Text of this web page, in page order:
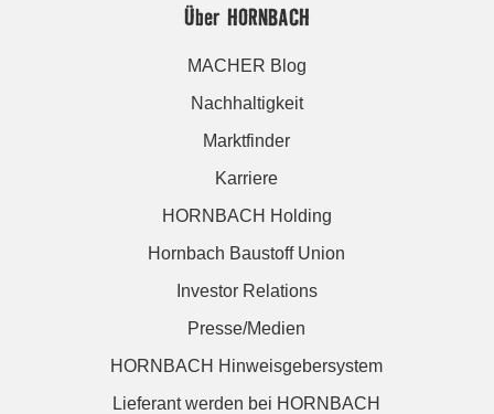
Über HORNBACH
MACHER Blog
Nachhaltigkeit
Marktfinder
Karriere
HORNBACH Holding
Hornbach Baustoff Union
Investor Relations
Presse/Medien
HORNBACH Hinweisgebersystem
Lieferant werden bei HORNBACH